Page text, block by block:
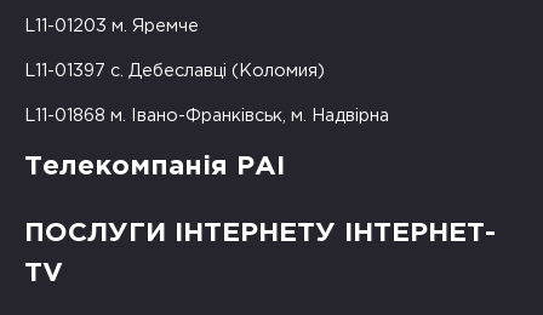
L11-01203 м. Яремче
L11-01397 с. Дебеславці (Коломия)
L11-01868 м. Івано-Франківськ, м. Надвірна
Телекомпанія РАІ
ПОСЛУГИ ІНТЕРНЕТУ ІНТЕРНЕТ-
TV